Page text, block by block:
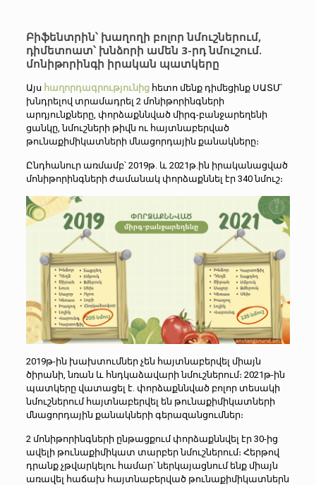
Բիֆենտրին՝ խաղողի բոլոր նմուշներում,
դիմետոատ՝ խնձորի ամեն 3-րդ նմուշում.
մոնիթորինգի իրական պատկերը
Այս հաղորդագրությունիցհետո մենք դիմեցինք ՍԱՏՄ՝
խնդրելով տրամադրել 2 մոնիթորինգների
արդյունքները, փորձաքննված միրգ-բանջարեղենի
ցանկը, նմուշների թիվն ու հայտնաբերված
թունաքիմիկատների մնացորդային քանակները։
Ընդհանուր առմամբ՝ 2019թ. և 2021թ.ին իրականացված
մոնիթորինգների ժամանակ փորձաքննել էր 340 նմուշ։
2019թ-ին խախտումներ չեն հայտնաբերվել միայն
ծիրանի, նռան և հնդկաձավարի նմուշներում։ 2021թ-ին
պատկերը վատացել է. փորձաքննված բոլոր տեսակի
նմուշներում հայտնաբերվել են թունաքիմիկատների
մնացորդային քանակների գերազանցումներ։
2 մոնիթորինգների ընթացքում փորձաքննվել էր 30-ից
ավելի թունաքիմիկատ տարբեր նմուշներում։ Հերթով
դրանք չթվարկելու համար՝ ներկայացնում ենք միայն
առավել հաճախ հայտնաբերված թունաքիմիկատներն